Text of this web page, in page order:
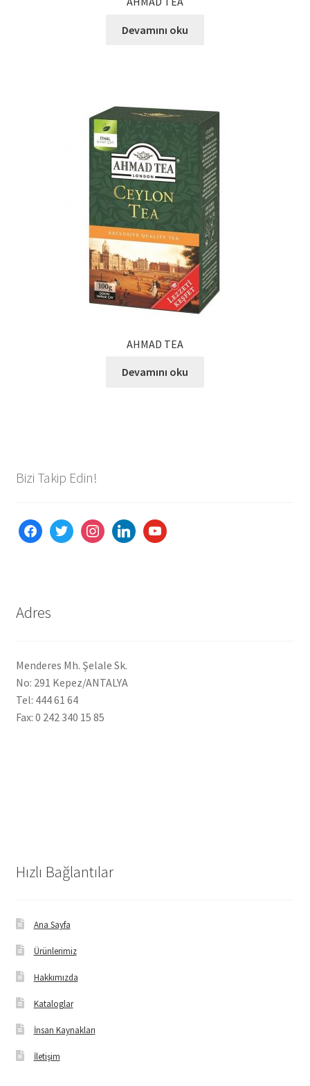
Devamını oku
AHMAD TEA
Devamını oku
Bizi Takip Edin!
facebooktwitter instagramlinkedinyoutube
Adres
Menderes Mh. Şelale Sk.
No: 291 Kepez/ANTALYA
Tel: 444 61 64
Fax: 0 242 340 15 85
Hızlı Bağlantılar
Ana Sayfa
Ürünlerimiz
Hakkımızda
Kataloglar
İnsan Kaynakları
İletişim